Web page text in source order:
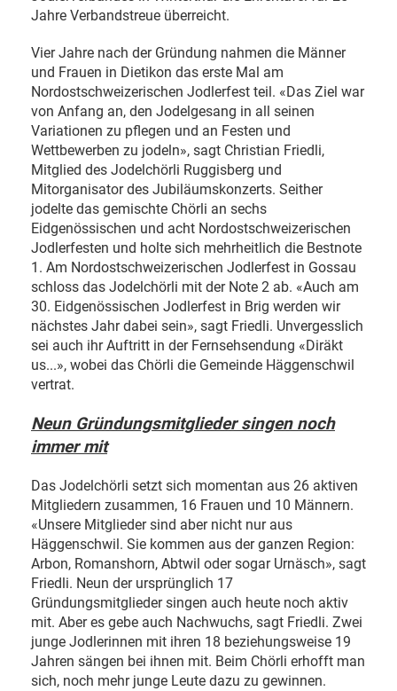
Jahre Verbandstreue überreicht.
Vier Jahre nach der Gründung nahmen die Männer
und Frauen in Dietikon das erste Mal am
Nordostschweizerischen Jodlerfest teil. «Das Ziel war
von Anfang an, den Jodelgesang in all seinen
Variationen zu pflegen und an Festen und
Wettbewerben zu jodeln», sagt Christian Friedli,
Mitglied des Jodelchörli Ruggisberg und
Mitorganisator des Jubiläumskonzerts. Seither
jodelte das gemischte Chörli an sechs
Eidgenössischen und acht Nordostschweizerischen
Jodlerfesten und holte sich mehrheitlich die Bestnote
1. Am Nordostschweizerischen Jodlerfest in Gossau
schloss das Jodelchörli mit der Note 2 ab. «Auch am
30. Eidgenössischen Jodlerfest in Brig werden wir
nächstes Jahr dabei sein», sagt Friedli. Unvergesslich
sei auch ihr Auftritt in der Fernsehsendung «Diräkt
us...», wobei das Chörli die Gemeinde Häggenschwil
vertrat.
Neun Gründungsmitglieder singen noch
immer mit
Das Jodelchörli setzt sich momentan aus 26 aktiven
Mitgliedern zusammen, 16 Frauen und 10 Männern.
«Unsere Mitglieder sind aber nicht nur aus
Häggenschwil. Sie kommen aus der ganzen Region:
Arbon, Romanshorn, Abtwil oder sogar Urnäsch», sagt
Friedli. Neun der ursprünglich 17
Gründungsmitglieder singen auch heute noch aktiv
mit. Aber es gebe auch Nachwuchs, sagt Friedli. Zwei
junge Jodlerinnen mit ihren 18 beziehungsweise 19
Jahren sängen bei ihnen mit. Beim Chörli erhofft man
sich, noch mehr junge Leute dazu zu gewinnen.